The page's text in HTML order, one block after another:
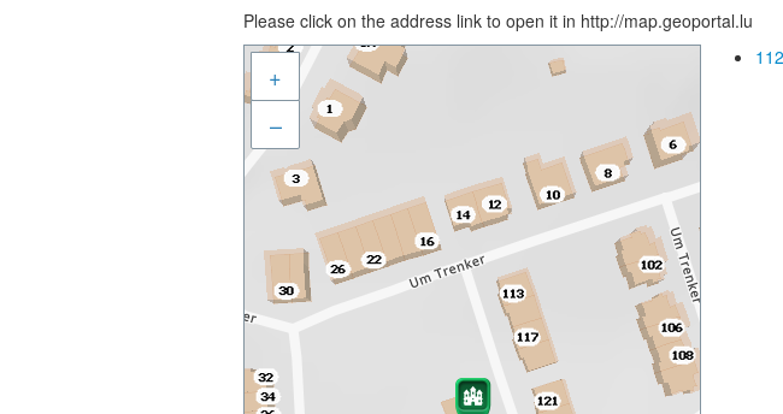
Please click on the address link to open it in http://map.geoportal.lu
+
–